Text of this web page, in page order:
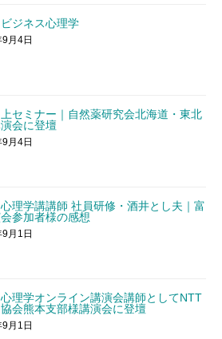
ジネス心理学
月4日
セミナー｜自然薬研究会北海道・東北
会に登壇
月4日
理学講講師 社員研修・酒井とし夫｜富
参加者様の感想
月1日
理学オンライン講演会講師としてNTT
会熊本支部様講演会に登壇
月1日